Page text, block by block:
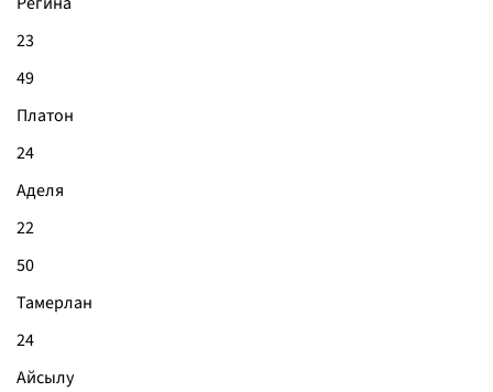
23
49
Платон
24
Аделя
22
50
Тамерлан
24
Айсылу